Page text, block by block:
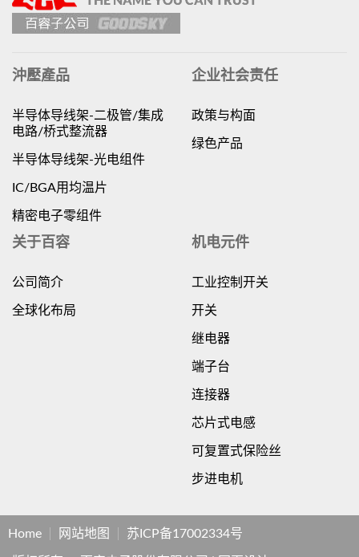
沖壓產品
半导体导线架-二极管/集成
电路/桥式整流器
半导体导线架-光电组件
IC/BGA用均温片
精密电子零组件
企业社会责任
政策与构面
绿色产品
关于百容
公司简介
全球化布局
机电元件
工业控制开关
开关
继电器
端子台
连接器
芯片式电感
可复置式保险丝
步进电机
Home 网站地图 苏ICP备17002334号